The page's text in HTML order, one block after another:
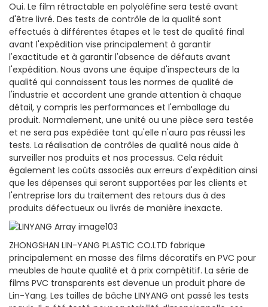
Oui. Le film rétractable en polyoléfine sera testé avant
d'être livré. Des tests de contrôle de la qualité sont
effectués à différentes étapes et le test de qualité final
avant l'expédition vise principalement à garantir
l'exactitude et à garantir l'absence de défauts avant
l'expédition. Nous avons une équipe d'inspecteurs de la
qualité qui connaissent tous les normes de qualité de
l'industrie et accordent une grande attention à chaque
détail, y compris les performances et l'emballage du
produit. Normalement, une unité ou une pièce sera testée
et ne sera pas expédiée tant qu'elle n'aura pas réussi les
tests. La réalisation de contrôles de qualité nous aide à
surveiller nos produits et nos processus. Cela réduit
également les coûts associés aux erreurs d'expédition ainsi
que les dépenses qui seront supportées par les clients et
l'entreprise lors du traitement des retours dus à des
produits défectueux ou livrés de manière inexacte.
ZHONGSHAN LIN-YANG PLASTIC CO.LTD fabrique
principalement en masse des films décoratifs en PVC pour
meubles de haute qualité et à prix compétitif. La série de
films PVC transparents est devenue un produit phare de
Lin-Yang. Les tailles de bâche LINYANG ont passé les tests